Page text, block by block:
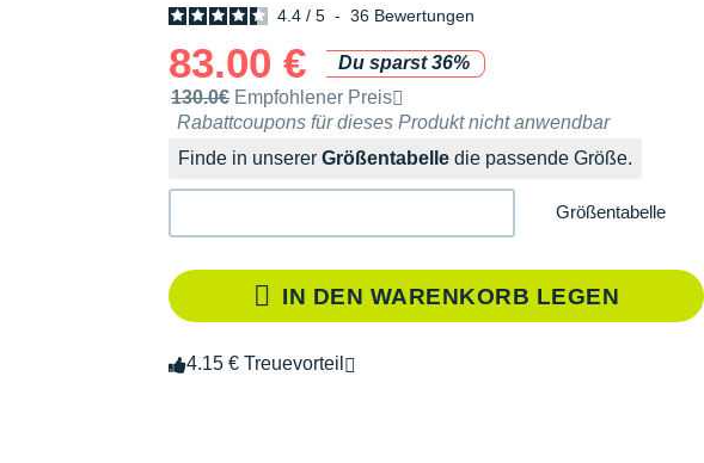
4.4 / 5 - 36 Bewertungen
83.00 €
Du sparst 36%
Unverbindliche Preisempfehlung der Marke
130.0€ Empfohlener Preis
Rabattcoupons für dieses Produkt nicht anwendbar
Finde in unserer Größentabelle die passende Größe.
Größentabelle
IN DEN WARENKORB LEGEN
4.15 € Treuevorteil